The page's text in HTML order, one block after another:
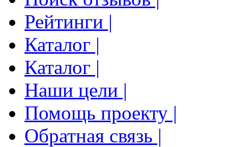
Рейтинги |
Каталог |
Каталог |
Наши цели |
Помощь проекту |
Обратная связь |